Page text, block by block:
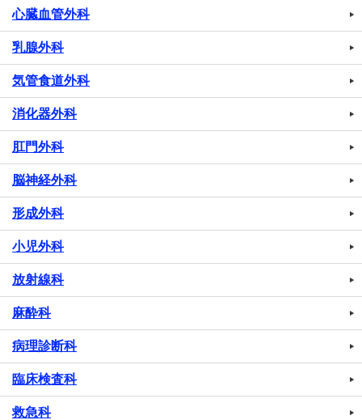
心臓血管外科
乳腺外科
気管食道外科
消化器外科
肛門外科
脳神経外科
形成外科
小児外科
放射線科
麻酔科
病理診断科
臨床検査科
救急科